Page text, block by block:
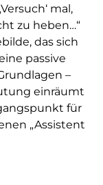
mal,
zu heben…“
das sich
passive
–
einräumt
für
„Assistent